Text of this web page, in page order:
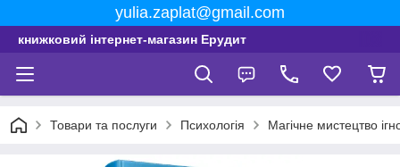
yulia.zaplat@gmail.com
книжковий інтернет-магазин Ерудит
Товари та послуги Психологія Магічне мистецтво